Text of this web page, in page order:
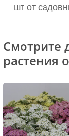
шт от
Смотрите
растения